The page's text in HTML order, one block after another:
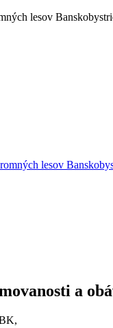
lesov
a